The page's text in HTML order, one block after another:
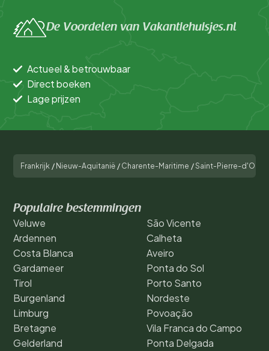
De Voordelen van Vakantiehuisjes.nl
Actueel & betrouwbaar
Direct boeken
Lage prijzen
Frankrijk / Nieuw-Aquitanië / Charente-Maritime /Saint-Pierre-
Populaire bestemmingen
Veluwe
Ardennen
Costa Blanca
Gardameer
Tirol
Burgenland
Limburg
Bretagne
Gelderland
São Vicente
Calheta
Aveiro
Ponta do Sol
Porto Santo
Nordeste
Povoação
Vila Franca do Campo
Ponta Delgada